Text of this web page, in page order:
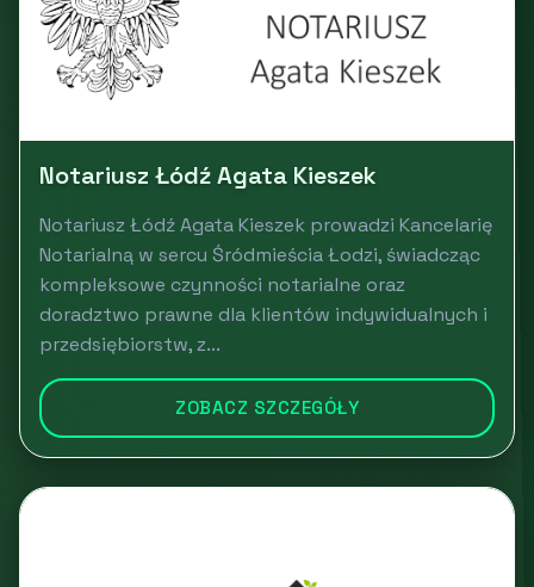
Notariusz Łódź Agata Kieszek
Notariusz Łódź Agata Kieszek prowadzi Kancelarię
Notarialną w sercu Śródmieścia Łodzi, świadcząc
kompleksowe czynności notarialne oraz
doradztwo prawne dla klientów indywidualnych i
przedsiębiorstw, z...
ZOBACZ SZCZEGÓŁY